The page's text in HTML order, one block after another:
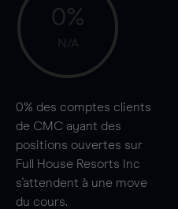
0%
N/A
0% des comptes clients
de CMC ayant des
positions ouvertes sur
Full House Resorts Inc
s'attendent à une move
du cours.